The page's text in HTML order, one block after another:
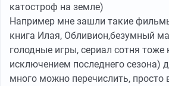
катостроф на земле)
Например мне зашли такие
книга Илая, Обливион,безумный
голодные игры, сериал сотня тоже
исключением последнего сезона)
много можно перечислить, просто